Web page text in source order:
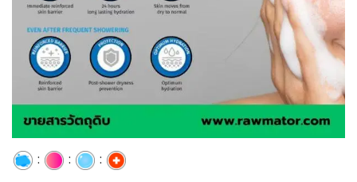
: :
: